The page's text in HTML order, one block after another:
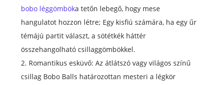
bobo léggömböka tetőn lebegő, hogy mese
hangulatot hozzon létre; Egy kisfiú számára, ha egy űr
témájú partit választ, a sötétkék háttér
összehangolható csillaggömbökkel.
2. Romantikus esküvő: Az átlátszó vagy világos színű
csillag Bobo Balls határozottan mesteri a légkör